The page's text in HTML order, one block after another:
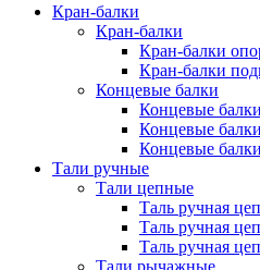
Кран-балки
Кран-балки
Кран-балки
Кран-балки
Концевые балки
Концевые
Концевые
Концевые
Тали ручные
Тали цепные
Таль ручная
Таль ручная
Таль ручная
Тали рычажные